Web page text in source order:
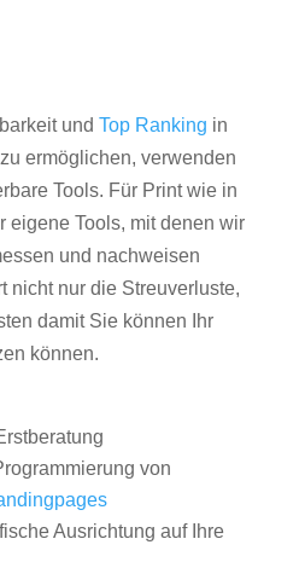
und Top Ranking in
ermöglichen, verwenden
Tools. Für Print wie in
eigene Tools, mit denen wir
und nachweisen
nicht nur die Streuverluste,
damit Sie können Ihr
können.
von
Ausrichtung auf Ihre